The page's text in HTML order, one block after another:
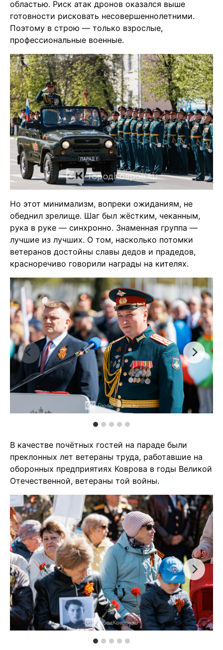
областью. Риск атак дронов оказался выше
готовности рисковать несовершеннолетними.
Поэтому в строю — только взрослые,
профессиональные военные.
Но этот минимализм, вопреки ожиданиям, не
обеднил зрелище. Шаг был жёстким, чеканным,
рука в руке — синхронно. Знаменная группа —
лучшие из лучших. О том, насколько потомки
ветеранов достойны славы дедов и прадедов,
красноречиво говорили награды на кителях.
В качестве почётных гостей на параде были
преклонных лет ветераны труда, работавшие на
оборонных предприятиях Коврова в годы Великой
Отечественной, ветераны той войны.